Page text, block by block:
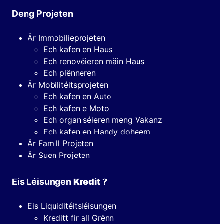
Deng Projeten
Är Immobilieprojeten
Ech kafen en Haus
Ech renovéieren mäin Haus
Ech plënneren
Är Mobilitéitsprojeten
Ech kafen en Auto
Ech kafen e Moto
Ech organiséieren meng Vakanz
Ech kafen en Handy doheem
Är Famill Projeten
Är Suen Projeten
Eis LéisungenKredit?
Eis Liquiditéitsléisungen
Kreditt fir all Grënn